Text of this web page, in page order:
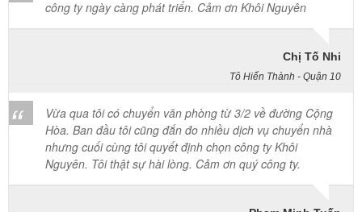
Vừa qua tôi có chuyển văn phòng từ 3/2 về đường Cộng
nhưng cuối cùng tôi quyết định chọn công ty Khôi
Nguyên. Tôi thật sự hài lòng. Cảm ơn quý công ty.